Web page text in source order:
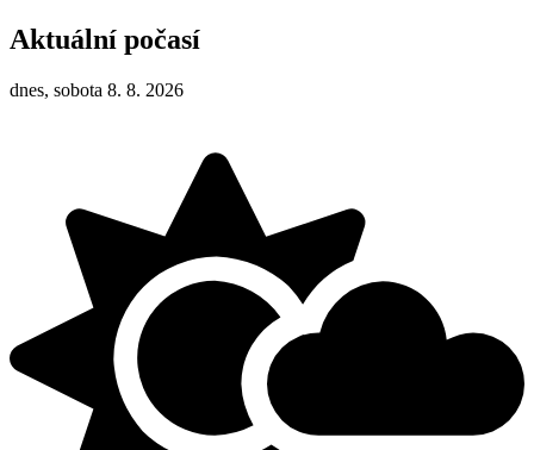
Aktuální počasí
dnes, sobota 8. 8. 2026